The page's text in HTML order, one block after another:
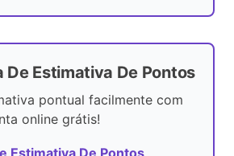
De Estimativa De Pontos
pontual facilmente com
online grátis!